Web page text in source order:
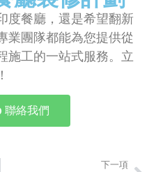
度餐廳，還是希望翻新
業團隊都能為您提供從
施工的一站式服務。立
聯絡我們
下一項